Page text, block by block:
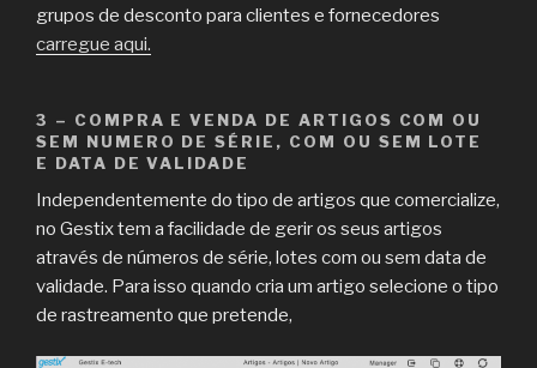
grupos de desconto para clientes e fornecedores
carregue aqui.
3 – COMPRA E VENDA DE ARTIGOS COM OU
SEM NUMERO DE SÉRIE, COM OU SEM LOTE
E DATA DE VALIDADE
Independentemente do tipo de artigos que comercialize,
no Gestix tem a facilidade de gerir os seus artigos
através de números de série, lotes com ou sem data de
validade. Para isso quando cria um artigo selecione o tipo
de rastreamento que pretende,